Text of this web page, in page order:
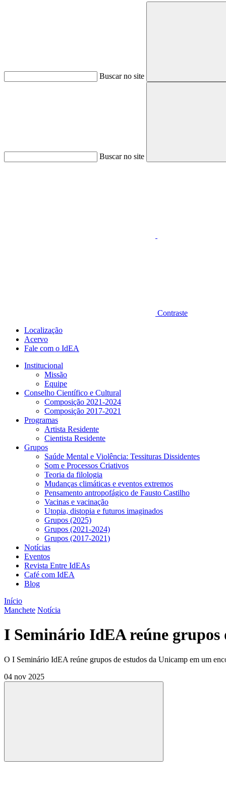
Buscar no site
Buscar no site
Contraste
Localização
Acervo
Fale com o IdEA
Institucional
Missão
Equipe
Conselho Científico e Cultural
Composição 2021-2024
Composição 2017-2021
Programas
Artista Residente
Cientista Residente
Grupos
Saúde Mental e Violência: Tessituras Dissidentes
Som e Processos Criativos
Teoria da filologia
Mudanças climáticas e eventos extremos
Pensamento antropofágico de Fausto Castilho
Vacinas e vacinação
Utopia, distopia e futuros imaginados
Grupos (2025)
Grupos (2021-2024)
Grupos (2017-2021)
Notícias
Eventos
Revista Entre IdEAs
Café com IdEA
Blog
Início
Manchete Notícia
I Seminário IdEA reúne
O I Seminário IdEA reúne grupos de estudos da Unicamp em um
04 nov 2025
Compartilhar